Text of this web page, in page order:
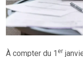
À compter du 1 er